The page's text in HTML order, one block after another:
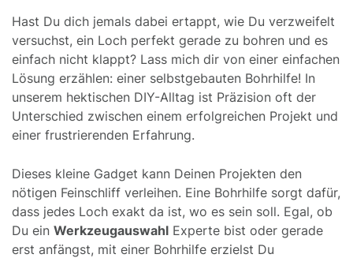
Hast Du dich jemals dabei ertappt, wie Du verzweifelt
versuchst, ein Loch perfekt gerade zu bohren und es
einfach nicht klappt? Lass mich dir von einer einfachen
Lösung erzählen: einer selbstgebauten Bohrhilfe! In
unserem hektischen DIY-Alltag ist Präzision oft der
Unterschied zwischen einem erfolgreichen Projekt und
einer frustrierenden Erfahrung.
Dieses kleine Gadget kann Deinen Projekten den
nötigen Feinschliff verleihen. Eine Bohrhilfe sorgt dafür,
dass jedes Loch exakt da ist, wo es sein soll. Egal, ob
Du ein Werkzeugauswahl Experte bist oder gerade
erst anfängst, mit einer Bohrhilfe erzielst Du